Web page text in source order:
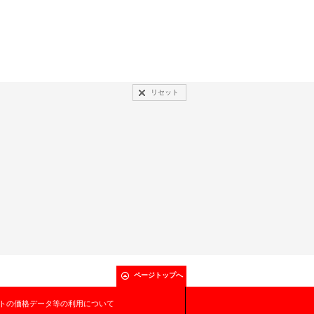
リセット
ページトップへ
の価格データ等の利用について